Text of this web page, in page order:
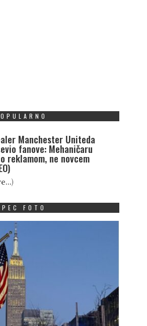
Manchester Uniteda
fanove: Mehaničaru
reklamom, ne novcem
FOTO